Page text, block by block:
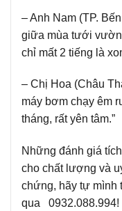
– Anh Nam (TP.
giữa mùa tưới
chỉ mất 2 tiếng là
– Chị Hoa (Châu
máy bơm chạy êm
tháng, rất yên tâm.”
Những đánh giá
cho chất lượng và
chứng, hãy tự mình
qua 0932.088.994!